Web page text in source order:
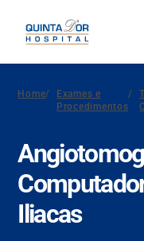
Home/
Exames e
Procedimentos
/
Iliacas